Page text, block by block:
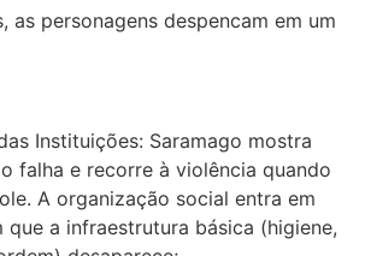
as personagens despencam em um
Instituições: Saramago mostra
falha e recorre à violência quando
A organização social entra em
que a infraestrutura básica (higiene,